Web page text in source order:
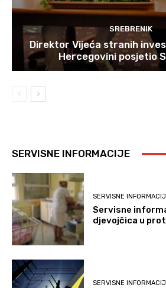
SREBRENIK
Direktor Vijeća stranih
Hercegovini posjetio
SERVISNE INFORMACIJE
SERVISNE
Servisne
djevojčica u
SERVISNE